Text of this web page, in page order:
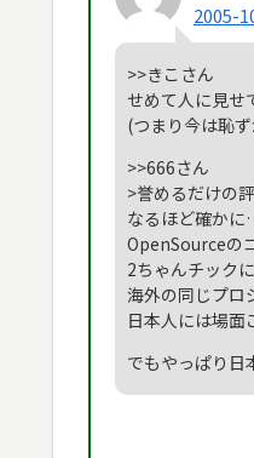
2005-
>>きこさん
せめて人に見せ
(つまり今は恥
>>666さん
>誉めるだけの
なるほど確かに
OpenSourceの
2ちゃんチック
海外の同じプロ
日本人には場面
でもやっぱり日